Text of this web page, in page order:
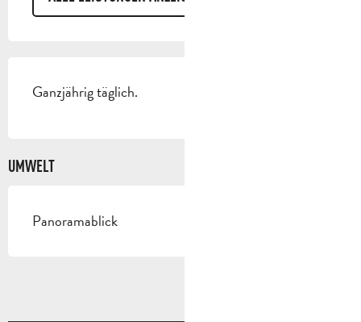
Ganzjährig täglich.
UMWELT
Panoramablick